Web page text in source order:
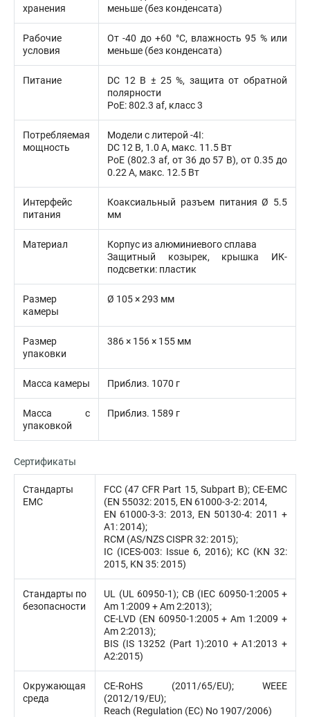
хранения
меньше (без конденсата)
Рабочие
условия
От -40 до +60 °C, влажность 95 % или
меньше (без конденсата)
Питание
DC 12 В ± 25 %, защита от обратной
полярности
PoE: 802.3 af, класс 3
Потребляемая
мощность
Модели с литерой -4I:
DC 12 В, 1.0 А, макс. 11.5 Вт
PoE (802.3 af, от 36 до 57 В), от 0.35 до
0.22 A, макс. 12.5 Вт
Интерфейс
питания
Коаксиальный разъем питания Ø 5.5
мм
Материал
Корпус из алюминиевого сплава
Защитный козырек, крышка ИК-
подсветки: пластик
Размер
камеры
Ø 105 × 293 мм
Размер
упаковки
386 × 156 × 155 мм
Масса камеры Приблиз. 1070 г
Масса с
упаковкой
Приблиз. 1589 г
Сертификаты
Стандарты
EMC
FCC (47 CFR Part 15, Subpart B); CE-EMC
(EN 55032: 2015, EN 61000-3-2: 2014,
EN 61000-3-3: 2013, EN 50130-4: 2011 +
A1: 2014);
RCM (AS/NZS CISPR 32: 2015);
IC (ICES-003: Issue 6, 2016); KC (KN 32:
2015, KN 35: 2015)
Стандарты по
безопасности
UL (UL 60950-1); CB (IEC 60950-1:2005 +
Am 1:2009 + Am 2:2013);
CE-LVD (EN 60950-1:2005 + Am 1:2009 +
Am 2:2013);
BIS (IS 13252 (Part 1):2010 + A1:2013 +
A2:2015)
Окружающая
среда
CE-RoHS (2011/65/EU); WEEE
(2012/19/EU);
Reach (Regulation (EC) No 1907/2006)